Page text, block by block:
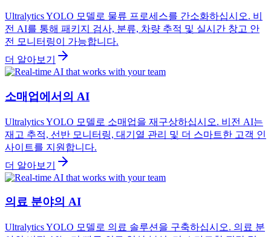
Ultralytics YOLO 모델로 물류 프로세스를 간소화하십시오. 비
전 AI를 통해 패키지 검사, 분류, 차량 추적 및 실시간 창고 안
전 모니터링이 가능합니다.
더 알아보기
소매업에서의 AI
Ultralytics YOLO 모델로 소매업을 재구상하십시오. 비전 AI는
재고 추적, 선반 모니터링, 대기열 관리 및 더 스마트한 고객 인
사이트를 지원합니다.
더 알아보기
의료 분야의 AI
Ultralytics YOLO 모델로 의료 솔루션을 구축하십시오. 의료 분